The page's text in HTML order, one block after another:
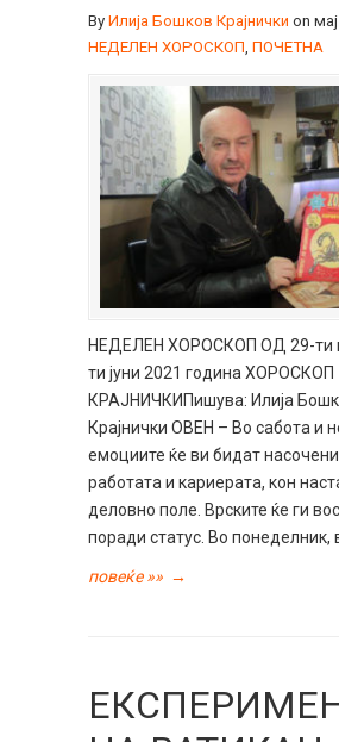
By Илија Бошков Крајнички on
НЕДЕЛЕН ХОРОСКОП, ПОЧЕТНА
НЕДЕЛЕН ХОРОСКОП ОД 29-ти
ти јуни 2021 година ХОРОСКОП
КРАЈНИЧКИПишува: Илија
Крајнички ОВЕН – Во сабота и
емоциите ќе ви бидат
работата и кариерата, кон
деловно поле. Врските ќе ги
поради статус. Во понеделник,
повеќе »» →